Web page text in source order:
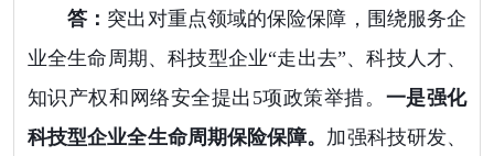
答： 突出对重点领域的保险保障，围绕服务企
业全生命周期、科技型企业“走出去”、科技人才、
知识产权和网络安全提出5项政策举措。 一是强化
科技型企业全生命周期保险保障。 加强科技研发、